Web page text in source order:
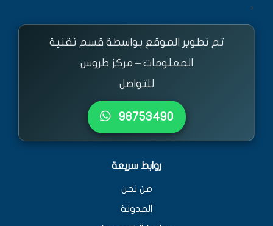
<
تم تطوير الموقع بواسطة قسم تقنية
المعلومات – مركز طروس
للتواصل
٩٨٧٥٣٤٩٠
روابط سريعة
من نحن
المدونة